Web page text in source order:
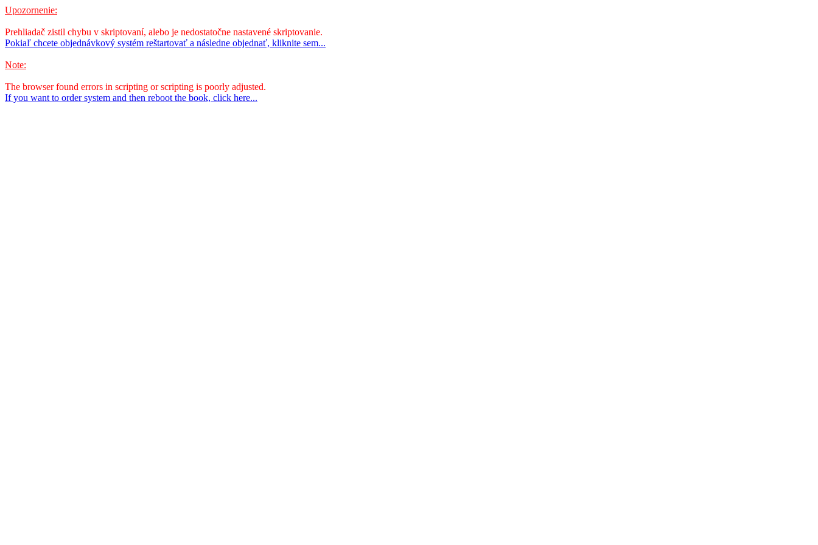
Upozornenie:
Prehliadač zistil chybu v skriptovaní, alebo je nedostatočne nastavené skriptovanie.
Pokiaľ chcete objednávkový systém reštartovať a následne objednať, kliknite sem...
Note:
The browser found errors in scripting or scripting is poorly adjusted.
If you want to order system and then reboot the book, click here...